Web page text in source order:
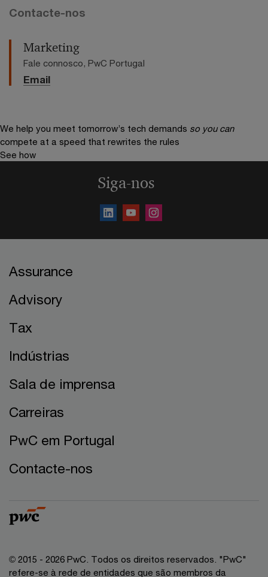
Contacte-nos
Marketing
Fale connosco, PwC Portugal
Email
We help you meet tomorrow’s tech demands so you can
compete at a speed that rewrites the rules
See how
Siga-nos
Assurance
Advisory
Tax
Indústrias
Sala de imprensa
Carreiras
PwC em Portugal
Contacte-nos
© 2015 - 2026 PwC. Todos os direitos reservados. "PwC"
refere-se à rede de entidades que são membros da